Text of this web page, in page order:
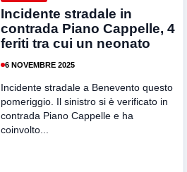
Incidente stradale in
contrada Piano Cappelle, 4
feriti tra cui un neonato
6 NOVEMBRE 2025
Incidente stradale a Benevento questo
pomeriggio. Il sinistro si è verificato in
contrada Piano Cappelle e ha
coinvolto...